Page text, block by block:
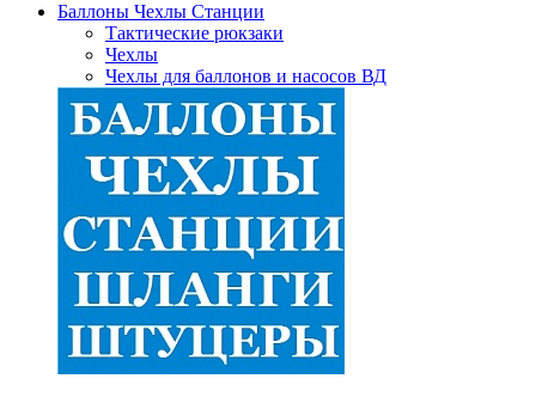
Баллоны Чехлы Станции
Тактические рюкзаки
Чехлы
Чехлы для баллонов и насосов ВД